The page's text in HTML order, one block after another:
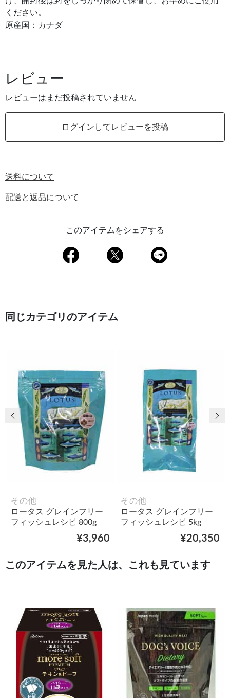
ください。
原産国：カナダ
レビュー
レビューはまだ投稿されていません
ログインしてレビューを投稿
送料について
配送と返品について
このアイテムをシェアする
同じカテゴリのアイテム
その他
ロータス グレインフリー
フィッシュレシピ 800g
¥3,960
その他
ロータス グレインフリー
フィッシュレシピ 5kg
¥20,350
前の画像 次
このアイテムを見た人は、これも見ています